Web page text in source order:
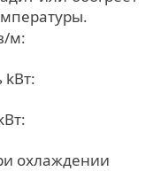
м:
kВт:
охлаждении